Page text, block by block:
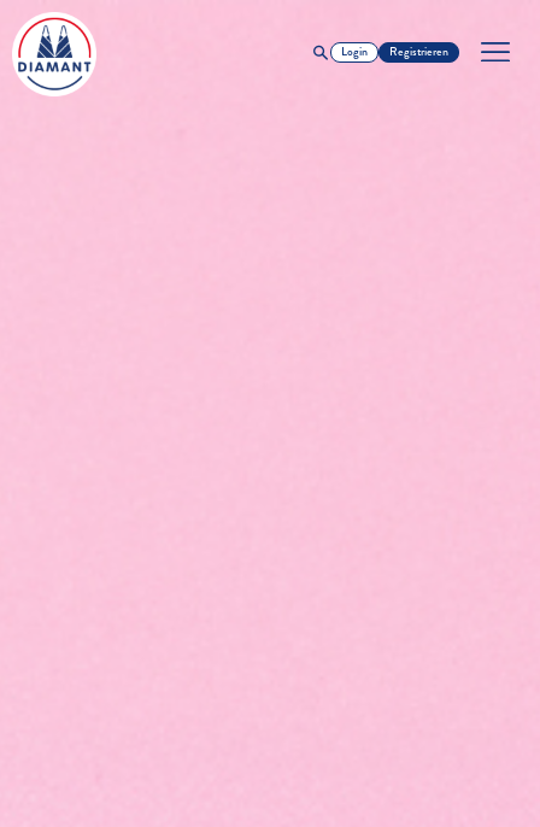
Login Registrieren